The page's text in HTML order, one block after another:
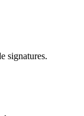
signatures.